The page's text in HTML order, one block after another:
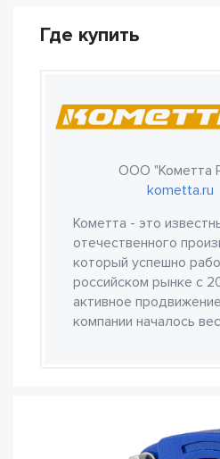
Где купить
ООО "Кометта
kometta.ru
Кометта - это
отечественного
который успешно
российском рынке с
активное
компании началось